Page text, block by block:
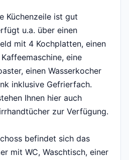
Küchenzeile ist gut
u.a. über einen
mit 4 Kochplatten, einen
eine
einen Wasserkocher
inklusive Gefrierfach.
Ihnen hier auch
zur Verfügung.
befindet sich das
mit WC, Waschtisch, einer